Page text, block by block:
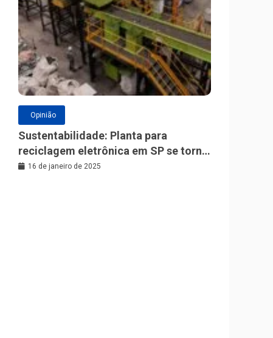
Opinião
Sustentabilidade: Planta para
reciclagem eletrônica em SP se torna
a maior da América Latina
16 de janeiro de 2025